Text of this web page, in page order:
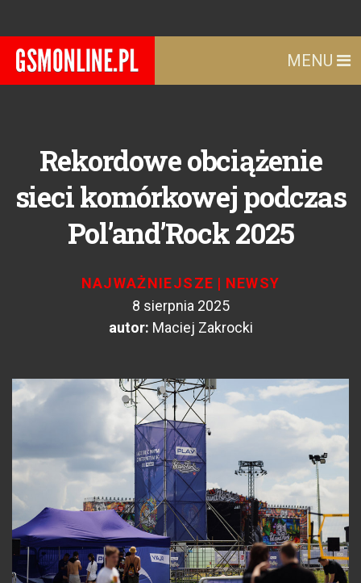
MENU
Rekordowe obciążenie
sieci komórkowej podczas
Pol’and’Rock 2025
NAJWAŻNIEJSZE | NEWSY
8 sierpnia 2025
autor: Maciej Zakrocki